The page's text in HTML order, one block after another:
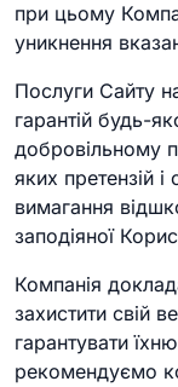
при цьому
уникнення
Послуги Сайту
гарантій будь-
добровільному
яких претензій
вимагання
заподіяної
Компанія
захистити свій
гарантувати
рекомендуємо